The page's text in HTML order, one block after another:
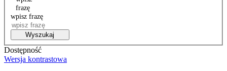
frazę
wpisz frazę
Wyszukaj
Dostępność
Wersja kontrastowa